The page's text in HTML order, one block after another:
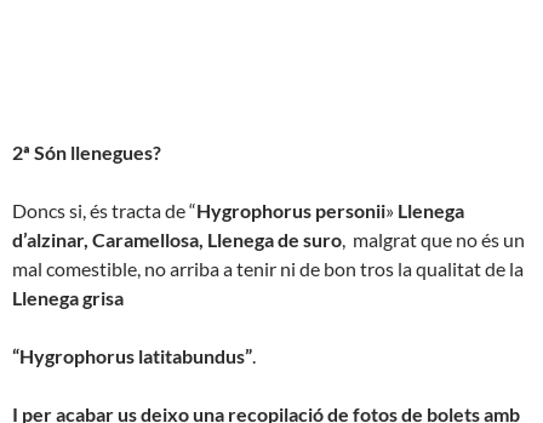
2ª Són llenegues?
Doncs si, és tracta de “Hygrophorus personii» Llenega
d’alzinar, Caramellosa, Llenega de suro , malgrat que no és un
mal comestible, no arriba a tenir ni de bon tros la qualitat de la
Llenega grisa
“Hygrophorus latitabundus”
I per acabar us deixo una recopilació de fotos de bolets amb